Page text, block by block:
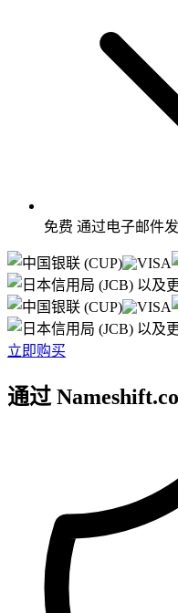
免费 通过电子邮件
以及
以及
立即购买
通过